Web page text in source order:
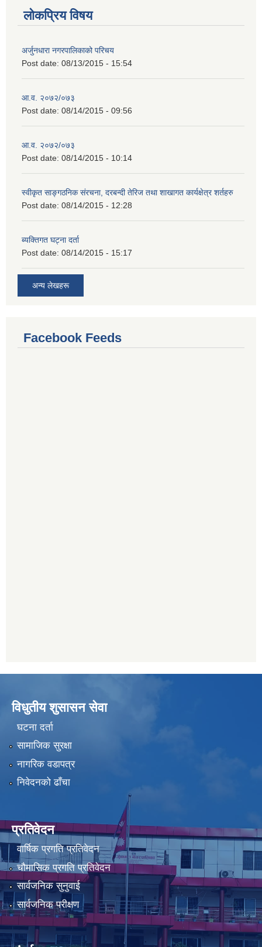
लोकप्रिय विषय
अर्जुनधारा नगरपालिकाको परिचय
Post date: 08/13/2015 - 15:54
आ.व. २०७२/०७३
Post date: 08/14/2015 - 09:56
आ.व. २०७२/०७३
Post date: 08/14/2015 - 10:14
स्वीकृत साङ्गठनिक संरचना, दरबन्दी तेरिज तथा शाखागत कार्यक्षेत्र शर्तहरु
Post date: 08/14/2015 - 12:28
ब्यक्तिगत घट्ना दर्ता
Post date: 08/14/2015 - 15:17
अन्य लेखहरू
Facebook Feeds
विधुतीय शुसासन सेवा
घटना दर्ता
सामाजिक सुरक्षा
नागरिक वडापत्र
निवेदनको ढाँचा
प्रतिवेदन
वार्षिक प्रगति प्रतिवेदन
चौमासिक प्रगति प्रतिवेदन
सार्वजनिक सुनुवाई
सार्वजनिक परीक्षण